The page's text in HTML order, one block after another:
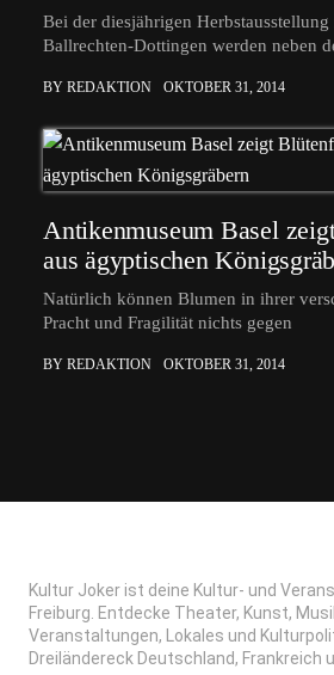
Bei der diesjährigen
Ballrechten-Dottingen werden neben
BY REDAKTION OKTOBER 31, 2014
Antikenmuseum Basel
aus ägyptischen
Natürlich können Blumen in ihrer
Pracht und Fragilität nichts gegen
BY REDAKTION OKTOBER 31, 2014
Kultur Joker ist deine Kultur- und
Freiburg. Entdecke Theater, Kunst,
Veranstaltungen, Lokales und
Dreiländereck Deutschland, Frankreich